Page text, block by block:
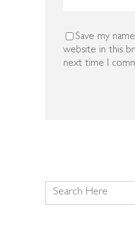
Save my
website in this
next time I